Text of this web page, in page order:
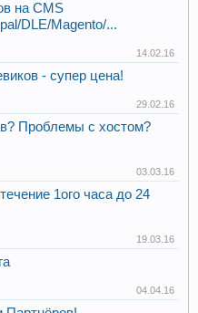
на CMS
DLE/Magento/...
14.02.16
- супер цена!
29.02.16
Проблемы с хостом?
03.03.16
1ого часа до 24
19.03.16
04.04.16